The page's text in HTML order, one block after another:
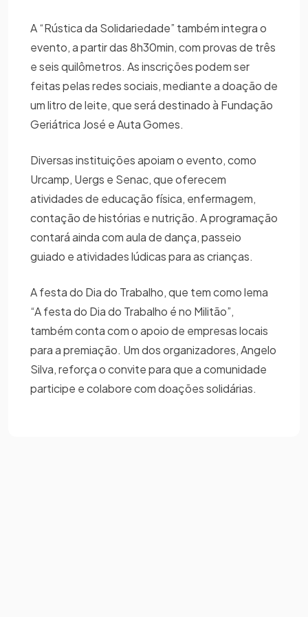
A “Rústica da Solidariedade” também integra o
evento, a partir das 8h30min, com provas de três
e seis quilômetros. As inscrições podem ser
feitas pelas redes sociais, mediante a doação de
um litro de leite, que será destinado à Fundação
Geriátrica José e Auta Gomes.
Diversas instituições apoiam o evento, como
Urcamp, Uergs e Senac, que oferecem
atividades de educação física, enfermagem,
contação de histórias e nutrição. A programação
contará ainda com aula de dança, passeio
guiado e atividades lúdicas para as crianças.
A festa do Dia do Trabalho, que tem como lema
“A festa do Dia do Trabalho é no Militão”,
também conta com o apoio de empresas locais
para a premiação. Um dos organizadores, Angelo
Silva, reforça o convite para que a comunidade
participe e colabore com doações solidárias.